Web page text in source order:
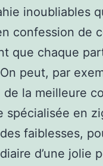
inoubliables
confession de
que chaque
peut, par
de la meilleure
spécialisée en
faiblesses,
d’une jolie